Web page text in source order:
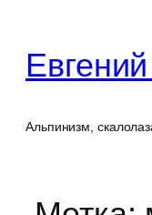
содержимому
Альпинизм,